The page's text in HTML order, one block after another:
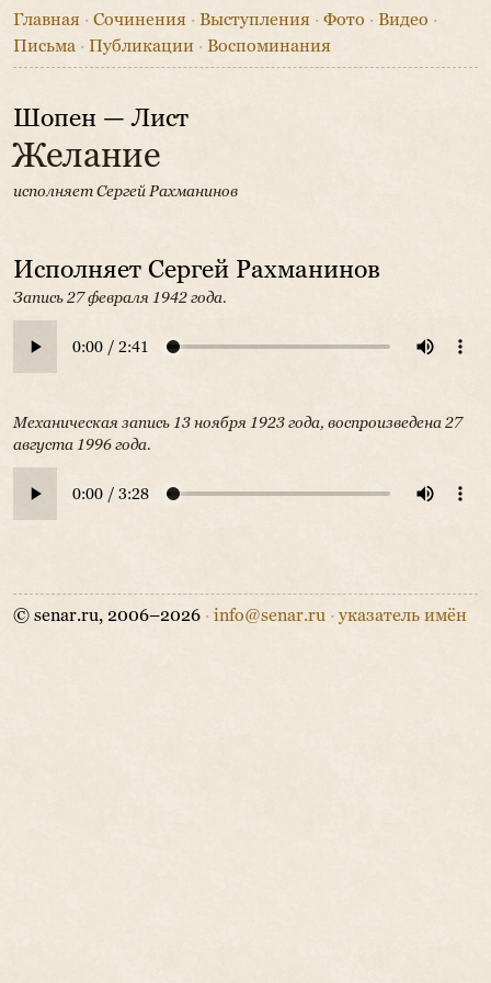
Главная · Сочинения · Выступления · Фото · Видео ·
Письма · Публикации · Воспоминания
Шопен — Лист
Желание
исполняет Сергей Рахманинов
Исполняет Сергей Рахманинов
Запись 27 февраля 1942 года.
Механическая запись 13 ноября 1923 года, воспроизведена 27
августа 1996 года.
© senar.ru, 2006–2026 · info@senar.ru · указатель имён